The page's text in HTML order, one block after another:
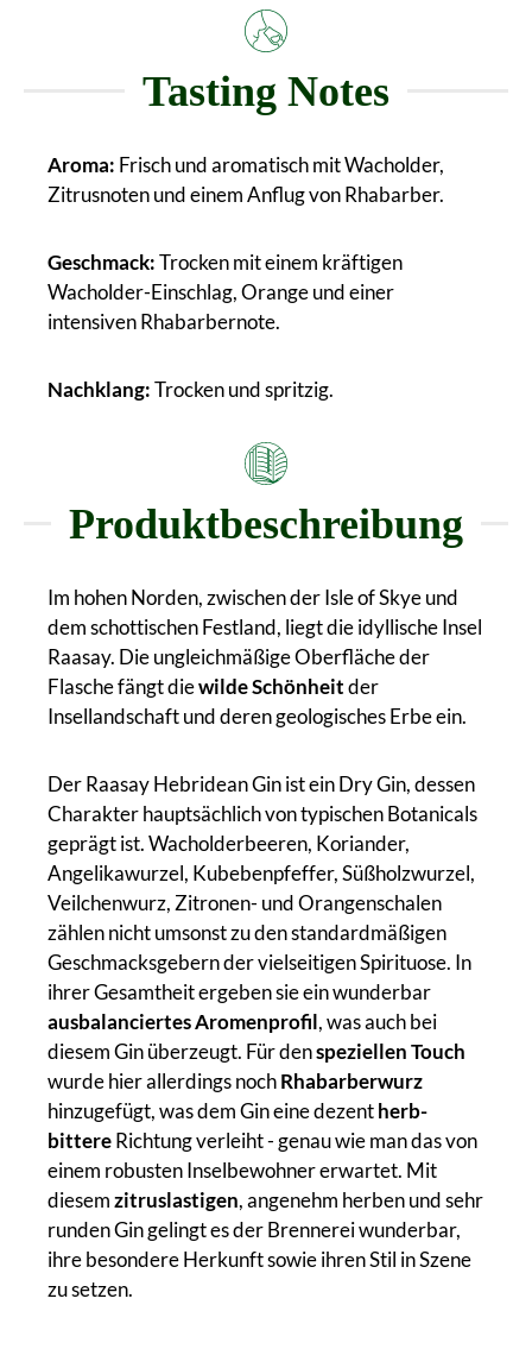
Tasting Notes
Aroma: Frisch und aromatisch mit Wacholder,
Zitrusnoten und einem Anflug von Rhabarber.
Geschmack:Trocken mit einem kräftigen
Wacholder-Einschlag, Orange und einer
intensiven Rhabarbernote.
Nachklang:Trocken und spritzig.
Produktbeschreibung
Im hohen Norden, zwischen der Isle of Skye und
dem schottischen Festland, liegt die idyllische Insel
Raasay. Die ungleichmäßige Oberfläche der
Flasche fängt diewilde Schönheitder
Insellandschaft und deren geologisches Erbe ein.
Der Raasay Hebridean Gin ist ein Dry Gin, dessen
Charakter hauptsächlich von typischen Botanicals
geprägt ist. Wacholderbeeren, Koriander,
Angelikawurzel, Kubebenpfeffer, Süßholzwurzel,
Veilchenwurz, Zitronen- und Orangenschalen
zählen nicht umsonst zu den standardmäßigen
Geschmacksgebern der vielseitigen Spirituose. In
ihrer Gesamtheit ergeben sie ein wunderbar
ausbalanciertes Aromenprofil, was auch bei
diesem Gin überzeugt. Für denspeziellen Touch
wurde hier allerdings nochRhabarberwurz
hinzugefügt, was dem Gin eine dezentherb-
bittereRichtung verleiht - genau wie man das von
einem robusten Inselbewohner erwartet. Mit
diesemzitruslastigen, angenehm herben und sehr
runden Gin gelingt es der Brennerei wunderbar,
ihre besondere Herkunft sowie ihren Stil in Szene
zu setzen.